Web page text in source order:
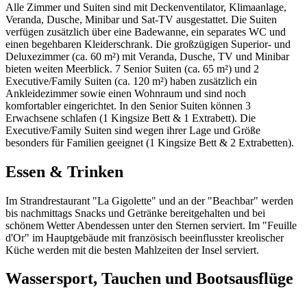
Alle Zimmer und Suiten sind mit Deckenventilator, Klimaanlage,
Veranda, Dusche, Minibar und Sat-TV ausgestattet. Die Suiten
verfügen zusätzlich über eine Badewanne, ein separates WC und
einen begehbaren Kleiderschrank. Die großzügigen Superior- und
Deluxezimmer (ca. 60 m²) mit Veranda, Dusche, TV und Minibar
bieten weiten Meerblick. 7 Senior Suiten (ca. 65 m²) und 2
Executive/Family Suiten (ca. 120 m²) haben zusätzlich ein
Ankleidezimmer sowie einen Wohnraum und sind noch
komfortabler eingerichtet. In den Senior Suiten können 3
Erwachsene schlafen (1 Kingsize Bett & 1 Extrabett). Die
Executive/Family Suiten sind wegen ihrer Lage und Größe
besonders für Familien geeignet (1 Kingsize Bett & 2 Extrabetten).
Essen & Trinken
Im Strandrestaurant "La Gigolette" und an der "Beachbar" werden
bis nachmittags Snacks und Getränke bereitgehalten und bei
schönem Wetter Abendessen unter den Sternen serviert. Im "Feuille
d'Or" im Hauptgebäude mit französisch beeinflusster kreolischer
Küche werden mit die besten Mahlzeiten der Insel serviert.
Wassersport, Tauchen und Bootsausflüge